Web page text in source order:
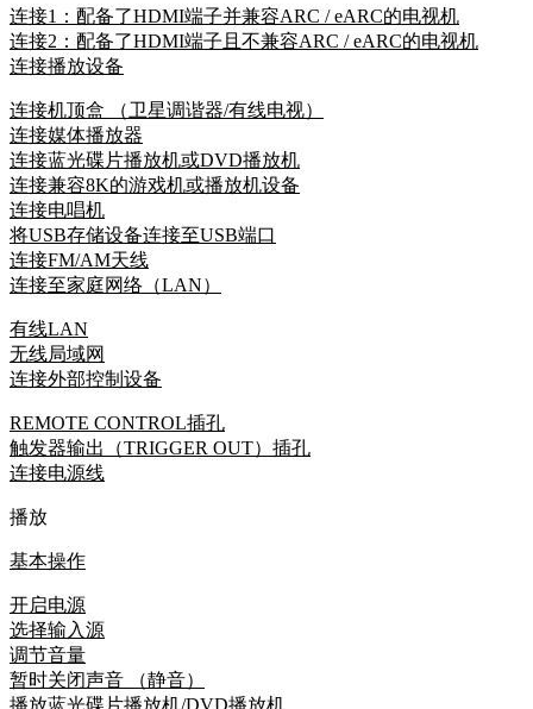
连接1：配备了HDMI端子并兼容ARC / eARC的电视机
连接2：配备了HDMI端子且不兼容ARC / eARC的电视机
连接播放设备
连接机顶盒 （卫星调谐器/有线电视）
连接媒体播放器
连接蓝光碟片播放机或DVD播放机
连接兼容8K的游戏机或播放机设备
连接电唱机
将USB存储设备连接至USB端口
连接FM/AM天线
连接至家庭网络（LAN）
有线LAN
无线局域网
连接外部控制设备
REMOTE CONTROL插孔
触发器输出（TRIGGER OUT）插孔
连接电源线
播放
基本操作
开启电源
选择输入源
调节音量
暂时关闭声音 （静音）
播放蓝光碟片播放机/DVD播放机